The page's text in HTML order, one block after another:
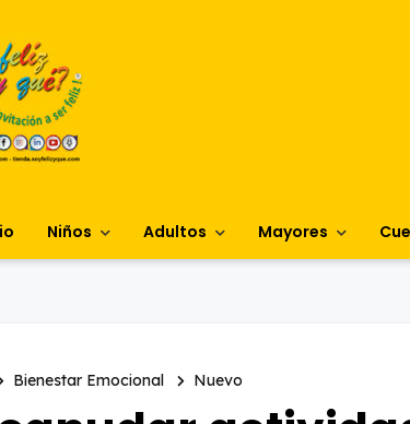
Niños Adultos Mayores
Bienestar Emocional Nuevo